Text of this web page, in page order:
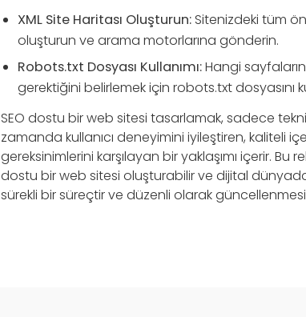
XML Site Haritası Oluşturun:Sitenizdeki tüm
oluşturun ve arama motorlarına gönderin.
Robots.txt Dosyası Kullanımı:Hangi
gerektiğini belirlemek için robots.txt dosyasını
SEO dostu bir web sitesi tasarlamak, sadece
zamanda kullanıcı deneyimini iyileştiren, kaliteli
gereksinimlerini karşılayan bir yaklaşımı içerir. Bu
dostu bir web sitesi oluşturabilir ve dijital
sürekli bir süreçtir ve düzenli olarak